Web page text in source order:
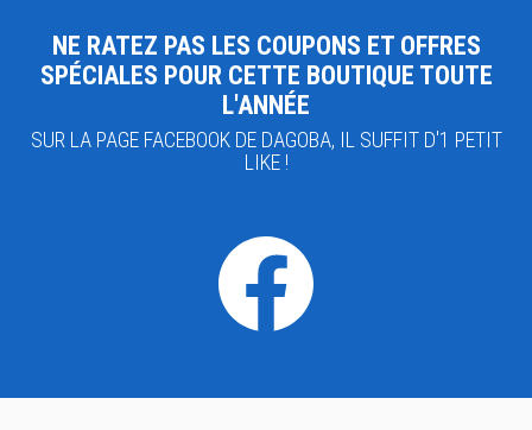
NE RATEZ PAS LES COUPONS ET OFFRES
SPÉCIALES POUR CETTE BOUTIQUE TOUTE
L'ANNÉE
SUR LA PAGE FACEBOOK DE DAGOBA, IL SUFFIT D'1 PETIT
LIKE !